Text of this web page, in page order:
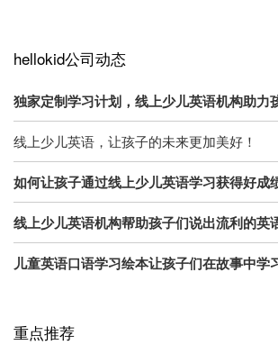
hellokid公司动态
独家定制学习计划，线上少儿英语机构助力
线上少儿英语，让孩子的未来更加美好！
如何让孩子通过线上少儿英语学习获得好成
线上少儿英语机构帮助孩子们说出流利的英
儿童英语口语学习绘本让孩子们在故事中学
重点推荐